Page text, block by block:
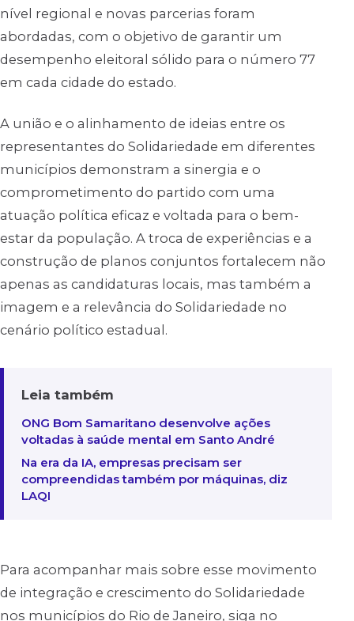
nível regional e novas parcerias foram
abordadas, com o objetivo de garantir um
desempenho eleitoral sólido para o número 77
em cada cidade do estado.
A união e o alinhamento de ideias entre os
representantes do Solidariedade em diferentes
municípios demonstram a sinergia e o
comprometimento do partido com uma
atuação política eficaz e voltada para o bem-
estar da população. A troca de experiências e a
construção de planos conjuntos fortalecem não
apenas as candidaturas locais, mas também a
imagem e a relevância do Solidariedade no
cenário político estadual.
Leia também
ONG Bom Samaritano desenvolve ações
voltadas à saúde mental em Santo André
Na era da IA, empresas precisam ser
compreendidas também por máquinas, diz
LAQI
Para acompanhar mais sobre esse movimento
de integração e crescimento do Solidariedade
nos municípios do Rio de Janeiro, siga no